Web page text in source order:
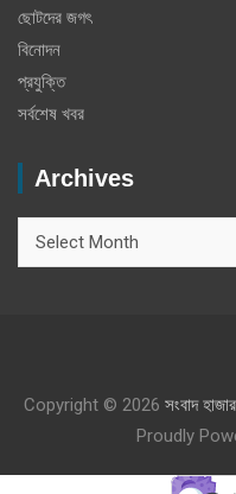
ছোটদের জগৎ
বিনোদন
প্রযুক্তি
সর্বশেষ খবর
Archives
Copyright © 2026 সংবাদ
Proudly